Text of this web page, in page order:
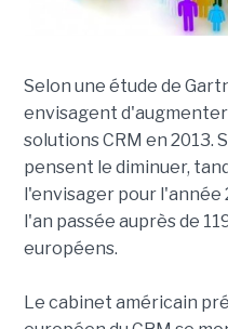
Selon une étude de
envisagent
solutions CRM en 2013.
pensent le diminuer,
l'envisager pour l'année
l'an passée auprès de
européens.
Le cabinet américain